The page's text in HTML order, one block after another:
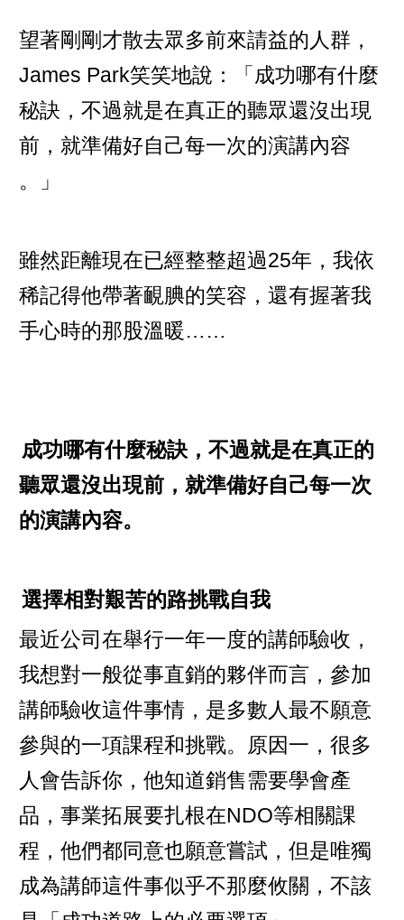
望著剛剛才散去眾多前來請益的人群，
James Park笑笑地說：「成功哪有什麼
秘訣，不過就是在真正的聽眾還沒出現
前，就準備好自己每一次的演講內容
。」
雖然距離現在已經整整超過25年，我依
稀記得他帶著靦腆的笑容，還有握著我
手心時的那股溫暖……
成功哪有什麼秘訣，不過就是在真正的
聽眾還沒出現前，就準備好自己每一次
的演講內容。
選擇相對艱苦的路挑戰自我
最近公司在舉行一年一度的講師驗收，
我想對一般從事直銷的夥伴而言，參加
講師驗收這件事情，是多數人最不願意
參與的一項課程和挑戰。原因一，很多
人會告訴你，他知道銷售需要學會產
品，事業拓展要扎根在NDO等相關課
程，他們都同意也願意嘗試，但是唯獨
成為講師這件事似乎不那麼攸關，不該